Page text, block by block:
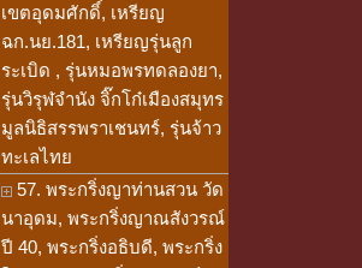
เขตอุดมศักดิ์, เหรียญ
ฉก.นย.181, เหรียญรุ่นลูก
ระเบิด , รุ่นหมอพรทดลองยา,
รุ่นวิรุฬจำนัง จิ๊กโก๋เมืองสมุทร
มูลนิธิสรรพราเชนทร์, รุ่นจ้าว
ทะเลไทย
57. พระกริ่งญาท่านสวน วัด
นาอุดม, พระกริ่งญาณสังวรณ์
ปี 40, พระกริ่งอธิบดี, พระกริ่ง